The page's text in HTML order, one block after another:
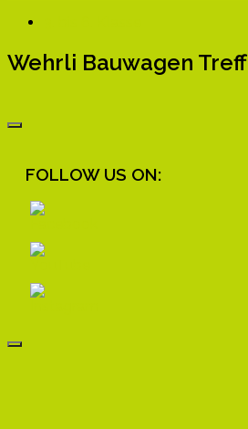
Wehrli Bauwagen Treff
FOLLOW US ON: